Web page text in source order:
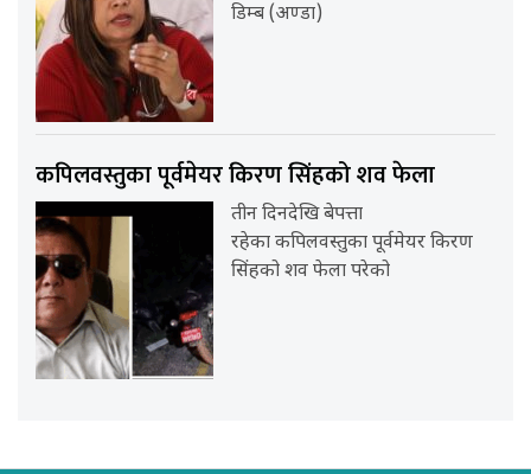
डिम्ब (अण्डा)
कपिलवस्तुका पूर्वमेयर किरण सिंहको शव फेला
तीन दिनदेखि बेपत्ता
रहेका कपिलवस्तुका पूर्वमेयर किरण
सिंहको शव फेला परेको